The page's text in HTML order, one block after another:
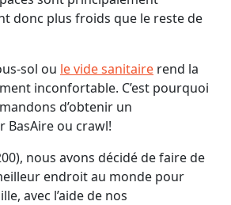
donc plus froids que le reste de
sol ou le vide sanitaire rend la
inconfortable. C’est pourquoi
d’obtenir un
BasAire ou crawl!
nous avons décidé de faire de
endroit au monde pour
avec l’aide de nos